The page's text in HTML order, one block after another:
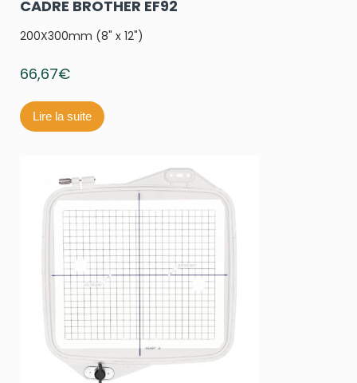
CADRE BROTHER EF92
200X300mm (8" x 12")
66,67€
Lire la suite